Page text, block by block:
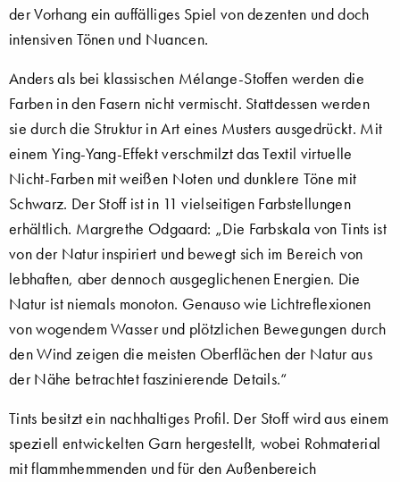
der Vorhang ein auffälliges Spiel von dezenten und doch
intensiven Tönen und Nuancen.
Anders als bei klassischen Mélange-Stoffen werden die
Farben in den Fasern nicht vermischt. Stattdessen werden
sie durch die Struktur in Art eines Musters ausgedrückt. Mit
einem Ying-Yang-Effekt verschmilzt das Textil virtuelle
Nicht-Farben mit weißen Noten und dunklere Töne mit
Schwarz. Der Stoff ist in 11 vielseitigen Farbstellungen
erhältlich. Margrethe Odgaard: „Die Farbskala von Tints ist
von der Natur inspiriert und bewegt sich im Bereich von
lebhaften, aber dennoch ausgeglichenen Energien. Die
Natur ist niemals monoton. Genauso wie Lichtreflexionen
von wogendem Wasser und plötzlichen Bewegungen durch
den Wind zeigen die meisten Oberflächen der Natur aus
der Nähe betrachtet faszinierende Details.“
Tints besitzt ein nachhaltiges Profil. Der Stoff wird aus einem
speziell entwickelten Garn hergestellt, wobei Rohmaterial
mit flammhemmenden und für den Außenbereich